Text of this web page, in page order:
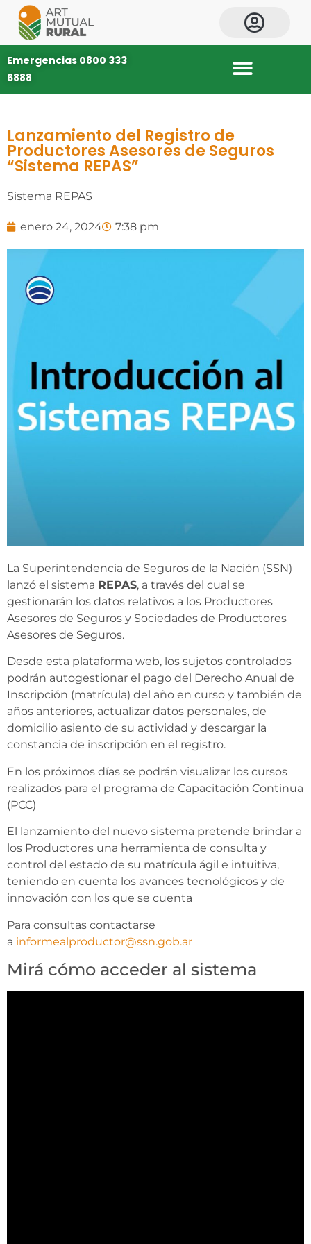
Emergencias 0800 333
6888
Lanzamiento del Registro de
Productores Asesores de Seguros
“Sistema REPAS”
Sistema REPAS
enero 24, 2024 7:38 pm
La Superintendencia de Seguros de la Nación (SSN)
lanzó el sistema REPAS, a través del cual se
gestionarán los datos relativos a los Productores
Asesores de Seguros y Sociedades de Productores
Asesores de Seguros.
Desde esta plataforma web, los sujetos controlados
podrán autogestionar el pago del Derecho Anual de
Inscripción (matrícula) del año en curso y también de
años anteriores, actualizar datos personales, de
domicilio asiento de su actividad y descargar la
constancia de inscripción en el registro.
En los próximos días se podrán visualizar los cursos
realizados para el programa de Capacitación Continua
(PCC)
El lanzamiento del nuevo sistema pretende brindar a
los Productores una herramienta de consulta y
control del estado de su matrícula ágil e intuitiva,
teniendo en cuenta los avances tecnológicos y de
innovación con los que se cuenta
Para consultas contactarse
a informealproductor@ssn.gob.ar
Mirá cómo acceder al sistema